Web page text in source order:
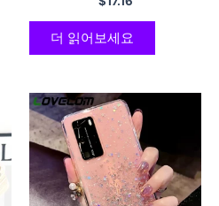
양면 클리어 케이스
더 읽어보세요